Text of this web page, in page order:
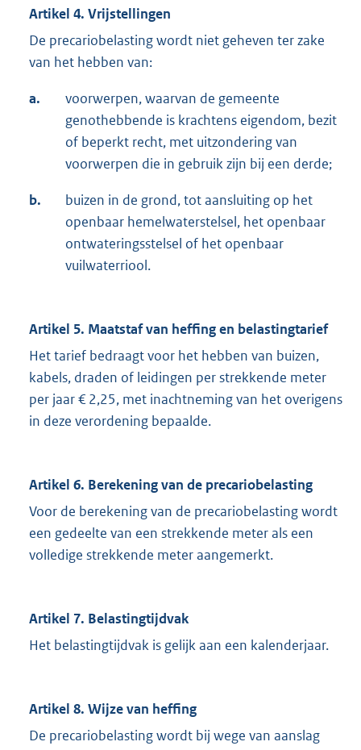
Artikel 4. Vrijstellingen
De precariobelasting wordt niet geheven ter zake
van het hebben van:
a.
voorwerpen, waarvan de gemeente
genothebbende is krachtens eigendom, bezit
of beperkt recht, met uitzondering van
voorwerpen die in gebruik zijn bij een derde;
b.
buizen in de grond, tot aansluiting op het
openbaar hemelwaterstelsel, het openbaar
ontwateringsstelsel of het openbaar
vuilwaterriool.
Artikel 5. Maatstaf van heffing en belastingtarief
Het tarief bedraagt voor het hebben van buizen,
kabels, draden of leidingen per strekkende meter
per jaar € 2,25, met inachtneming van het overigens
in deze verordening bepaalde.
Artikel 6. Berekening van de precariobelasting
Voor de berekening van de precariobelasting wordt
een gedeelte van een strekkende meter als een
volledige strekkende meter aangemerkt.
Artikel 7. Belastingtijdvak
Het belastingtijdvak is gelijk aan een kalenderjaar.
Artikel 8. Wijze van heffing
De precariobelasting wordt bij wege van aanslag